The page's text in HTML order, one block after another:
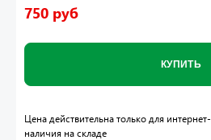
750 руб
КУПИТЬ
Цена действительна только для
наличия на складе